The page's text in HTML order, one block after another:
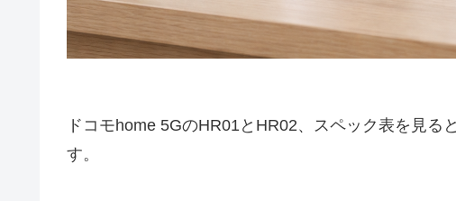
ドコモhome 5GのHR01とHR02、スペック表を見
す。